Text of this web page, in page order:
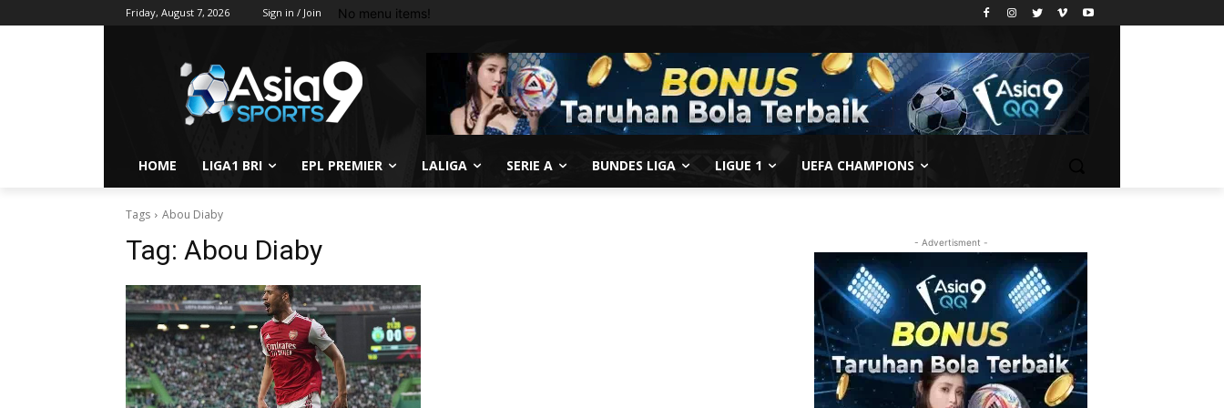
Friday, August 7, 2026 Sign in / Join No menu items!
HOME LIGA1 BRI EPL PREMIER LALIGA SERIE A BUNDES LIGA LIGUE 1 UEFA CHAMPIONS
Tags Abou Diaby
Tag: Abou Diaby - Advertisment -